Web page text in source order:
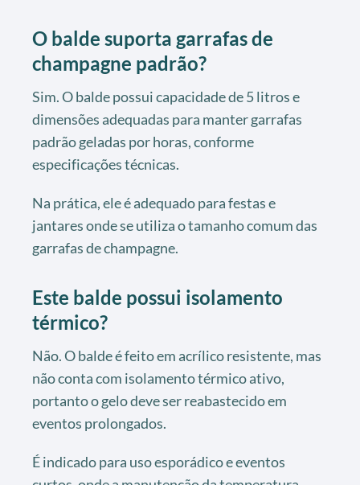
O balde suporta garrafas de
champagne padrão?
Sim. O balde possui capacidade de 5 litros e
dimensões adequadas para manter garrafas
padrão geladas por horas, conforme
especificações técnicas.
Na prática, ele é adequado para festas e
jantares onde se utiliza o tamanho comum das
garrafas de champagne.
Este balde possui isolamento
térmico?
Não. O balde é feito em acrílico resistente, mas
não conta com isolamento térmico ativo,
portanto o gelo deve ser reabastecido em
eventos prolongados.
É indicado para uso esporádico e eventos